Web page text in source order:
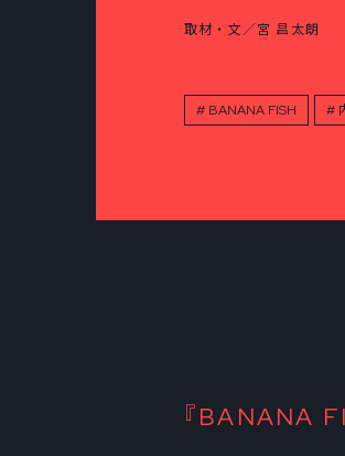
取材・文／宮 昌太朗
BANANA FISH
『BANANA